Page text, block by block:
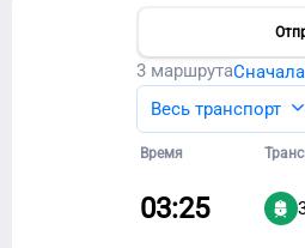
3 маршрута
Весь транспорт
Время
03:25